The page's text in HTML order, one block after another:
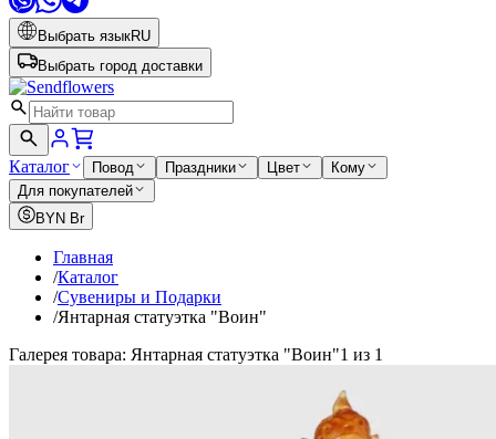
Выбрать языкRU
Выбрать город доставки
Каталог Повод Праздники Цвет
Кому
Для покупателей
BYN Br
Главная
/Каталог
/Сувениры и Подарки
/Янтарная статуэтка "Воин"
Галерея товара: Янтарная статуэтка "Воин"1 из 1